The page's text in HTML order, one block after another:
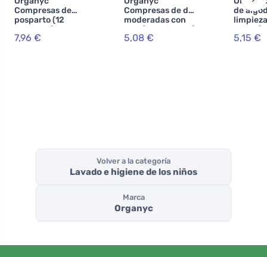
Compresas de
posparto (12
unidades) - 100%
algodón
7,96 €
Compresas de día
moderadas con
alas (10 unidades)
- 100% algodón
5,08 €
de
niños
5,15 €
Volver a la categoría
Lavado e higiene de los niños
Marca
Organyc